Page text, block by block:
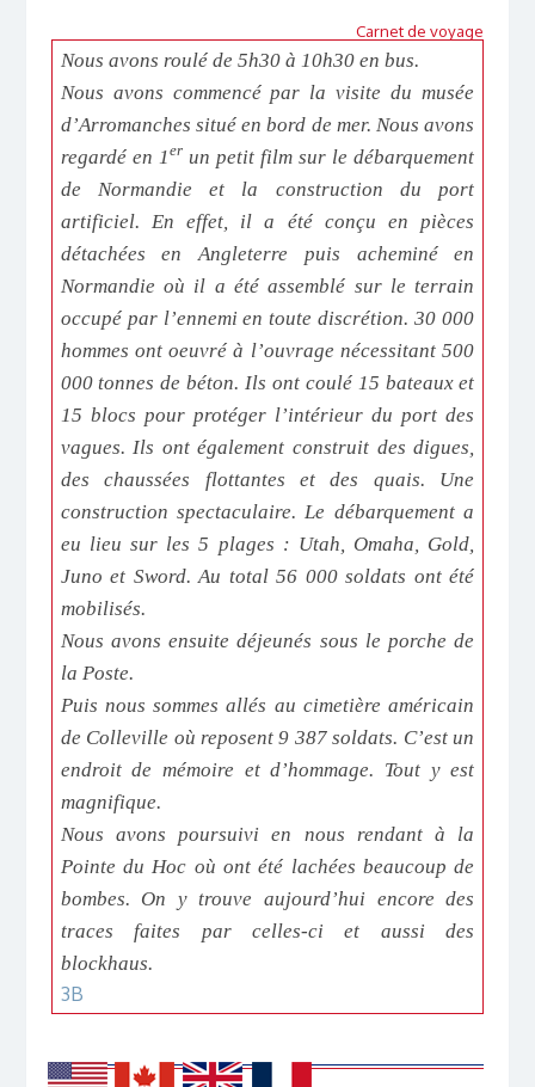
Carnet de voyage
Nous avons roulé de 5h30 à 10h30 en bus.
Nous avons commencé par la visite du musée
d’Arromanches situé en bord de mer. Nous avons
regardé en 1erun petit film sur le débarquement
de Normandie et la construction du port
artificiel. En effet, il a été conçu en pièces
détachées en Angleterre puis acheminé en
Normandie où il a été assemblé sur le terrain
occupé par l’ennemi en toute discrétion. 30 000
hommes ont oeuvré à l’ouvrage nécessitant 500
000 tonnes de béton. Ils ont coulé 15 bateaux et
15 blocs pour protéger l’intérieur du port des
vagues. Ils ont également construit des digues,
des chaussées flottantes et des quais. Une
construction spectaculaire. Le débarquement a
eu lieu sur les 5 plages : Utah, Omaha, Gold,
Juno et Sword. Au total 56 000 soldats ont été
mobilisés.
Nous avons ensuite déjeunés sous le porche de
la Poste.
Puis nous sommes allés au cimetière américain
de Colleville où reposent 9 387 soldats. C’est un
endroit de mémoire et d’hommage. Tout y est
magnifique.
Nous avons poursuivi en nous rendant à la
Pointe du Hoc où ont été lachées beaucoup de
bombes. On y trouve aujourd’hui encore des
traces faites par celles-ci et aussi des
blockhaus.
3B